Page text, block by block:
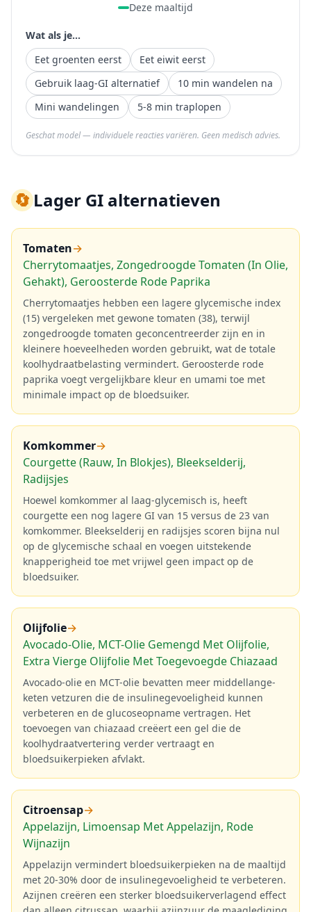
Deze maaltijd
Wat als je...
Eet groenten eerst
Eet eiwit eerst
Gebruik laag-GI alternatief
10 min wandelen na
Mini wandelingen
5-8 min traplopen
Geschat model — individuele reacties variëren. Geen medisch advies.
🔄Lager GI alternatieven
Tomaten→
Cherrytomaatjes, Zongedroogde Tomaten (In Olie,
Gehakt), Geroosterde Rode Paprika
Cherrytomaatjes hebben een lagere glycemische index
(15) vergeleken met gewone tomaten (38), terwijl
zongedroogde tomaten geconcentreerder zijn en in
kleinere hoeveelheden worden gebruikt, wat de totale
koolhydraatbelasting vermindert. Geroosterde rode
paprika voegt vergelijkbare kleur en umami toe met
minimale impact op de bloedsuiker.
Komkommer→
Courgette (Rauw, In Blokjes), Bleekselderij,
Radijsjes
Hoewel komkommer al laag-glycemisch is, heeft
courgette een nog lagere GI van 15 versus de 23 van
komkommer. Bleekselderij en radijsjes scoren bijna nul
op de glycemische schaal en voegen uitstekende
knapperigheid toe met vrijwel geen impact op de
bloedsuiker.
Olijfolie→
Avocado-Olie, MCT-Olie Gemengd Met Olijfolie,
Extra Vierge Olijfolie Met Toegevoegde Chiazaad
Avocado-olie en MCT-olie bevatten meer middellange-
keten vetzuren die de insulinegevoeligheid kunnen
verbeteren en de glucoseopname vertragen. Het
toevoegen van chiazaad creëert een gel die de
koolhydraatvertering verder vertraagt en
bloedsuikerpieken afvlakt.
Citroensap→
Appelazijn, Limoensap Met Appelazijn, Rode
Wijnazijn
Appelazijn vermindert bloedsuikerpieken na de maaltijd
met 20-30% door de insulinegevoeligheid te verbeteren.
Azijnen creëren een sterker bloedsuikerverlagend effect